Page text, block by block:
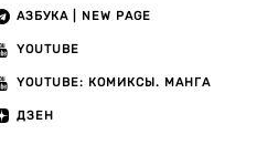
АЗБУКА | NEW PAGE
YOUTUBE
YOUTUBE: КОМИКСЫ. МАНГА
ДЗЕН